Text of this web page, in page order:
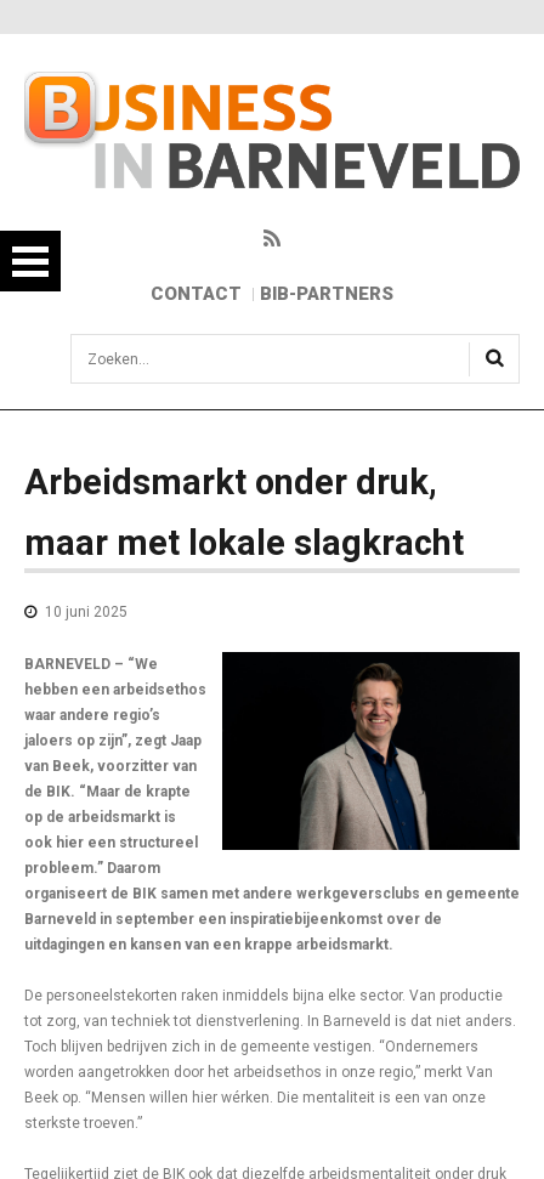
CONTACT BIB-PARTNERS
sisea.search
Arbeidsmarkt onder druk,
maar met lokale slagkracht
10 juni 2025
BARNEVELD – “We
hebben een arbeidsethos
waar andere regio’s
jaloers op zijn”, zegt Jaap
van Beek, voorzitter van
de BIK. “Maar de krapte
op de arbeidsmarkt is
ook hier een structureel
probleem.” Daarom
organiseert de BIK samen met andere werkgeversclubs en gemeente
Barneveld in september een inspiratiebijeenkomst over de
uitdagingen en kansen van een krappe arbeidsmarkt.
De personeelstekorten raken inmiddels bijna elke sector. Van productie
tot zorg, van techniek tot dienstverlening. In Barneveld is dat niet anders.
Toch blijven bedrijven zich in de gemeente vestigen. “Ondernemers
worden aangetrokken door het arbeidsethos in onze regio,” merkt Van
Beek op. “Mensen willen hier wérken. Die mentaliteit is een van onze
sterkste troeven.”
Tegelijkertijd ziet de BIK ook dat diezelfde arbeidsmentaliteit onder druk